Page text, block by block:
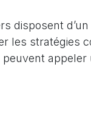
disposent
les stratégies
appeler